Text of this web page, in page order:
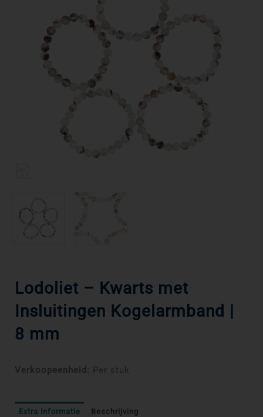
Lodoliet – Kwarts met
Insluitingen Kogelarmband |
8 mm
Verkoopeenheid: Per stuk
Extra informatie Beschrijving